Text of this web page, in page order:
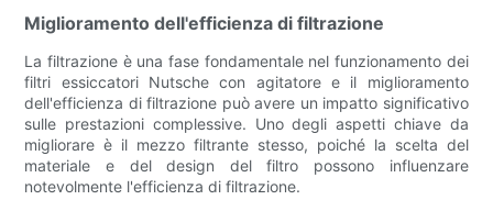
Miglioramento dell'efficienza di filtrazione
La filtrazione è una fase fondamentale nel funzionamento dei
filtri essiccatori Nutsche con agitatore e il miglioramento
dell'efficienza di filtrazione può avere un impatto significativo
sulle prestazioni complessive. Uno degli aspetti chiave da
migliorare è il mezzo filtrante stesso, poiché la scelta del
materiale e del design del filtro possono influenzare
notevolmente l'efficienza di filtrazione.